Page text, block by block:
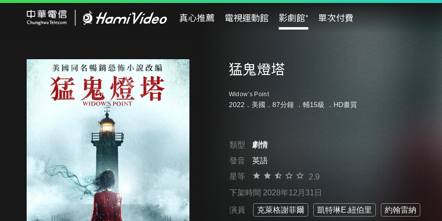
真心推薦 電視運動館 影劇館⁺ 單次付費
猛鬼燈塔
Widow’s Point
2022．美國．87分鐘 ． 輔15級 ．HD畫質
類型
劇情
發音
英語
星等
2.9
下架時間 2028年12月31日
演員 克萊格謝菲爾 凱特琳E.紐伯里 約翰雷納